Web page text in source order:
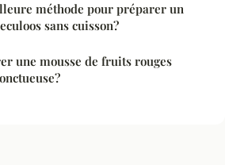
méthode pour préparer un
sans cuisson?
une mousse de fruits rouges